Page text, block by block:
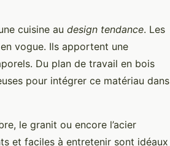
cuisine au design tendance. Les
vogue. Ils apportent une
Du plan de travail en bois
pour intégrer ce matériau dans
le granit ou encore l’acier
et faciles à entretenir sont idéaux